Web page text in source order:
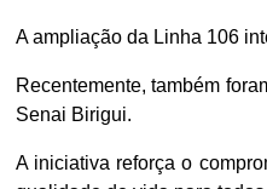
A ampliação da Linha 106
Recentemente, também
Senai Birigui.
A iniciativa reforça o